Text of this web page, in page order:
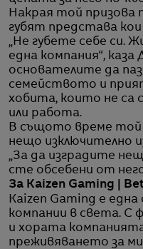
Накрая той призова
губят представа
„Не губете себе си.
една компания“, каза
основателите да
семейството и
хобита, които не са
или работа.
В същото време той
нещо изключително
„За да изградите
сте обсебени от
За Kaizen Gaming |
Kaizen Gaming е
компании в света. С
и хората
преживяването за